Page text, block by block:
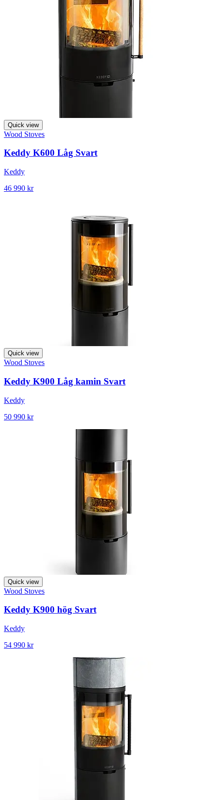
Quick view
Wood Stoves
Keddy K600 Låg Svart
Keddy
46 990 kr
Quick view
Wood Stoves
Keddy K900 Låg kamin Svart
Keddy
50 990 kr
Quick view
Wood Stoves
Keddy K900 hög Svart
Keddy
54 990 kr